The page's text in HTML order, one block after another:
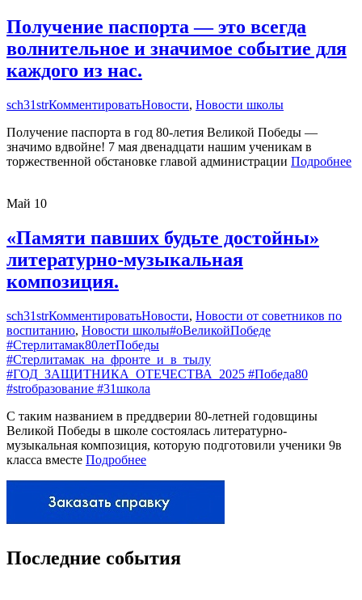
Получение паспорта — это всегда
волнительное и значимое событие для
каждого из нас.
sch31strКомментироватьНовости, Новости школы
Получение паспорта в год 80-летия Великой Победы —
значимо вдвойне! 7 мая двенадцати нашим ученикам в
торжественной обстановке главой администрации Подробнее
Май 10
«Памяти павших будьте достойны»
литературно-музыкальная
композиция.
sch31strКомментироватьНовости, Новости от советников по
воспитанию, Новости школы#оВеликойПобеде
#Стерлитамак80летПобеды
#Стерлитамак_на_фронте_и_в_тылу
#ГОД_ЗАЩИТНИКА_ОТЕЧЕСТВА_2025 #Победа80
#strобразование #31школа
С таким названием в преддверии 80-летней годовщины
Великой Победы в школе состоялась литературно-
музыкальная композиция, которую подготовили ученики 9в
класса вместе Подробнее
Последние события